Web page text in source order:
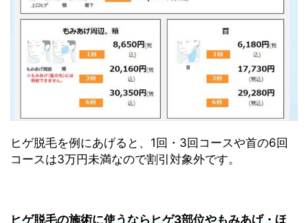
ヒゲ脱毛を例にあげると、1回・3回コースや首の6回
コースは3万円未満なので割引対象外です。
ヒゲ脱毛の施術に使うならヒゲ3部位やもみあげ・ほ